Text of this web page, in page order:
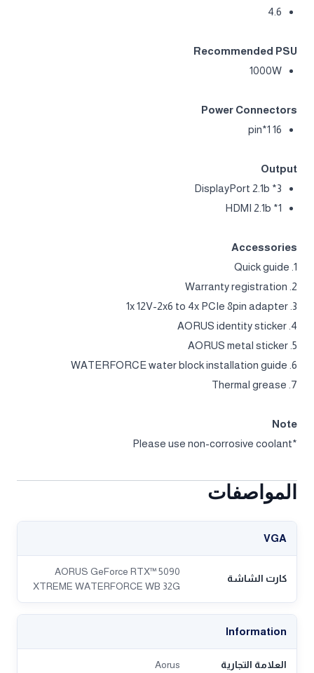
4.6
Recommended PSU
1000W
Power Connectors
16 pin*1
Output
DisplayPort 2.1b *3
HDMI 2.1b *1
Accessories
1. Quick guide
2. Warranty registration
3. 1x 12V-2x6 to 4x PCIe 8pin adapter
4. AORUS identity sticker
5. AORUS metal sticker
6. WATERFORCE water block installation guide
7. Thermal grease
Note
*Please use non-corrosive coolant
المواصفات
VGA
كارت الشاشة
AORUS GeForce RTX™ 5090
XTREME WATERFORCE WB 32G
Information
العلامة التجارية Aorus